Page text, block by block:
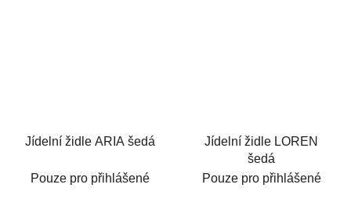
Jídelní židle ARIA šedá
Pouze pro přihlášené
Jídelní židle LOREN
šedá
Pouze pro přihlášené